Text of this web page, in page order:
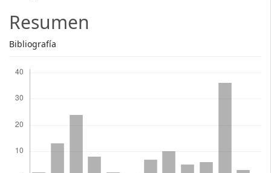
Resumen
Bibliografía